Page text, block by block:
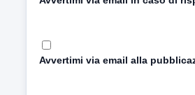
Avvertimi via email alla